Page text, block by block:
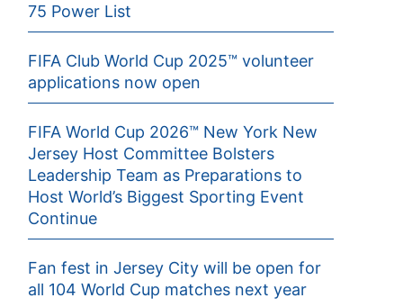
75 Power List
FIFA Club World Cup 2025™ volunteer
applications now open
FIFA World Cup 2026™ New York New
Jersey Host Committee Bolsters
Leadership Team as Preparations to
Host World’s Biggest Sporting Event
Continue
Fan fest in Jersey City will be open for
all 104 World Cup matches next year